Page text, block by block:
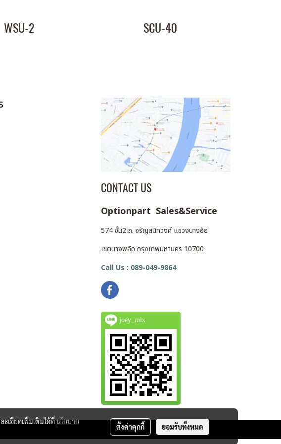
WSU-2 SCU-40
CONTACT US
Optionpart Sales&Service
574 ชั้น2 ถ. จรัญสนิทวงศ์ แขวงบางอ้อ
เขตบางพลัด กรุงเทพมหานคร 10700
Call Us : 089-049-9864
joey_mix
ะเอียดเพิ่มเติมได้ที่นโยบาย
ตั้งค่าคุกกี้ ยอมรับทั้งหมด